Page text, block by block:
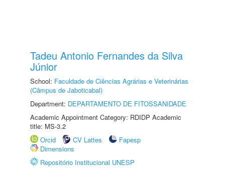
Tadeu Antonio Fernandes da Silva
Júnior
School: Faculdade de Ciências Agrárias e Veterinárias
(Câmpus de Jaboticabal)
Department: DEPARTAMENTO DE FITOSSANIDADE
Academic Appointment Category: RDIDP Academic
title: MS-3.2
Orcid
CV Lattes
Fapesp
Dimensions
Repositório Institucional UNESP